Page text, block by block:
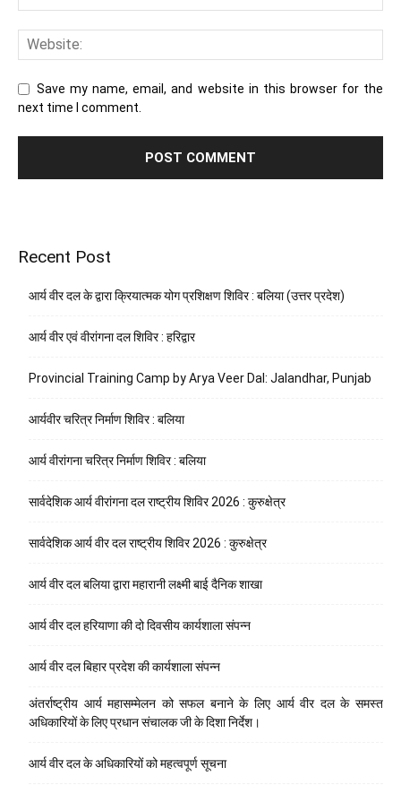
Save my name, email, and website in this browser for the
next time I comment.
Recent Post
आर्य वीर दल के द्वारा क्रियात्मक योग प्रशिक्षण शिविर : बलिया (उत्तर प्रदेश)
आर्य वीर एवं वीरांगना दल शिविर : हरिद्वार
Provincial Training Camp by Arya Veer Dal: Jalandhar, Punjab
आर्यवीर चरित्र निर्माण शिविर : बलिया
आर्य वीरांगना चरित्र निर्माण शिविर : बलिया
सार्वदेशिक आर्य वीरांगना दल राष्ट्रीय शिविर 2026 : कुरुक्षेत्र
सार्वदेशिक आर्य वीर दल राष्ट्रीय शिविर 2026 : कुरुक्षेत्र
आर्य वीर दल बलिया द्वारा महारानी लक्ष्मी बाई दैनिक शाखा
आर्य वीर दल हरियाणा की दो दिवसीय कार्यशाला संपन्न
आर्य वीर दल बिहार प्रदेश की कार्यशाला संपन्न
अंतर्राष्ट्रीय आर्य महासम्मेलन को सफल बनाने के लिए आर्य वीर दल के समस्त
अधिकारियों के लिए प्रधान संचालक जी के दिशा निर्देश।
आर्य वीर दल के अधिकारियों को महत्वपूर्ण सूचना